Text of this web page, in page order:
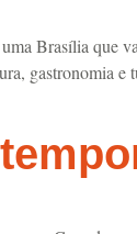
Brasília que
gastronomia